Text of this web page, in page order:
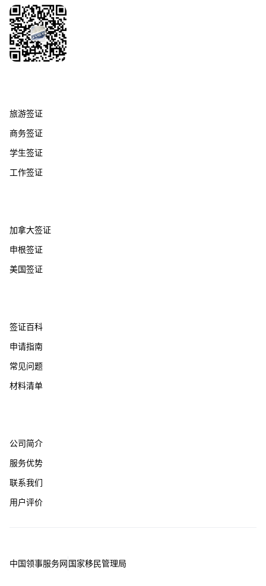
旅游签证
商务签证
学生签证
工作签证
加拿大签证
申根签证
美国签证
签证百科
申请指南
常见问题
材料清单
公司简介
服务优势
联系我们
用户评价
中国领事服务网国家移民管理局